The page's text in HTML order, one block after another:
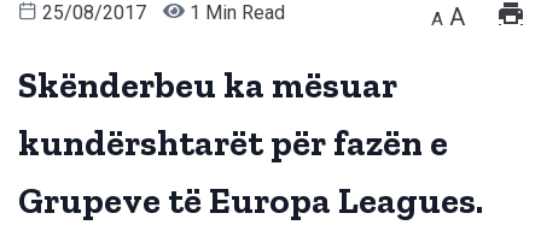
25/08/2017 1 Min Read A A
Skënderbeu ka mësuar
kundërshtarët për fazën e
Grupeve të Europa Leagues.